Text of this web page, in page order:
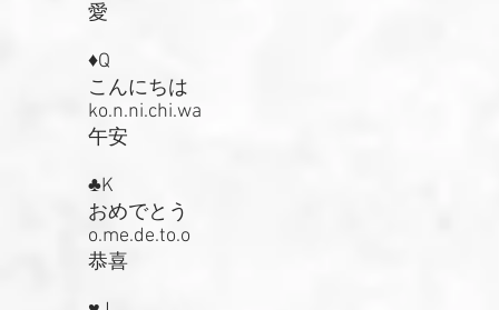
愛
♦Q
こんにちは
ko.n.ni.chi.wa
午安
♣K
おめでとう
o.me.de.to.o
恭喜